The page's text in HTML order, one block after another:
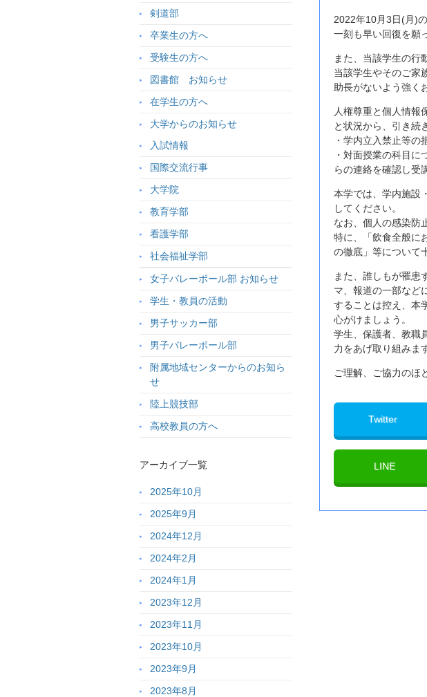
2022年10月3日(月)
一刻も早い回復を願
また、当該学生の行
当該学生やそのご家
助長がないよう強く
人権尊重と個人情報
と状況から、引き続
・学内立入禁止等の
・対面授業の科目
らの連絡を確認し受
本学では、学内施設
してください。
なお、個人の感染防
特に、「飲食全般に
の徹底」等について
また、誰しもが罹患
マ、報道の一部など
することは控え、本
心がけましょう。
学生、保護者、教職
力をあげ取り組みま
ご理解、ご協力のほ
Twitter
LINE
剣道部
卒業生の方へ
受験生の方へ
図書館 お知らせ
在学生の方へ
大学からのお知らせ
入試情報
国際交流行事
大学院
教育学部
看護学部
社会福祉学部
女子バレーボール部 お知らせ
学生・教員の活動
男子サッカー部
男子バレーボール部
附属地域センターからのお知ら
せ
陸上競技部
高校教員の方へ
アーカイブ一覧
2025年10月
2025年9月
2024年12月
2024年2月
2024年1月
2023年12月
2023年11月
2023年10月
2023年9月
2023年8月